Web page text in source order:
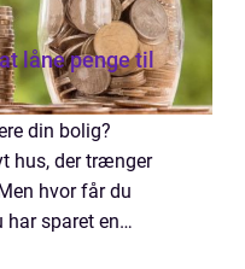
låne penge til
din bolig?
hus, der trænger
hvor får du
har sparet en